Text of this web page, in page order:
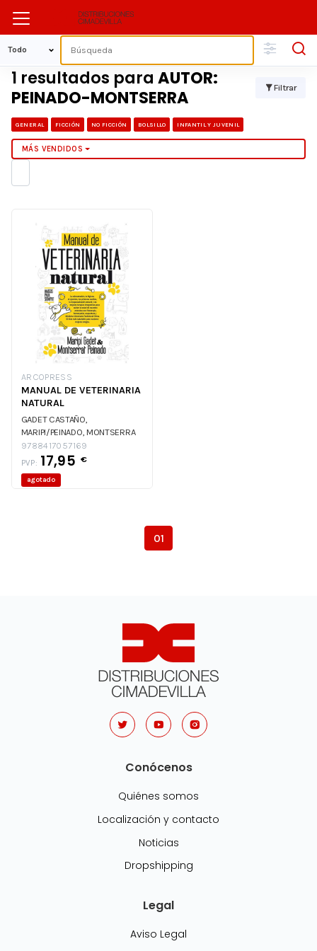
1 resultados para AUTOR:
PEINADO-MONTSERRA
Filtrar
GENERAL FICCIÓN NO FICCIÓN BOLSILLO INFANTIL Y JUVENIL
MÁS VENDIDOS
ARCOPRESS
MANUAL DE VETERINARIA
NATURAL
GADET CASTAÑO,
MARIPI/PEINADO, MONTSERRA
GADET CASTAÑO,
MARIPI/PEINADO, MONTSERRA
9788417057169
PVP: 17,95 €
agotado
01
Conócenos
Quiénes somos
Localización y contacto
Noticias
Dropshipping
Legal
Aviso Legal